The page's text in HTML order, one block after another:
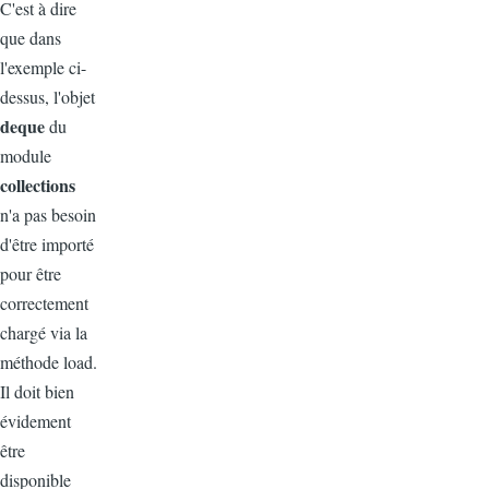
C'est à dire
que dans
l'exemple ci-
dessus, l'objet
dequedu
module
collections
n'a pas besoin
d'être importé
pour être
correctement
chargé via la
méthode load.
Il doit bien
évidement
être
disponible